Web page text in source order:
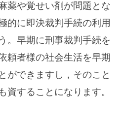
薬や覚せい剤が問題とな
的に即決裁判手続の利用
。早期に刑事裁判手続を
頼者様の社会生活を早期
ができますし，そのこと
資することになります。